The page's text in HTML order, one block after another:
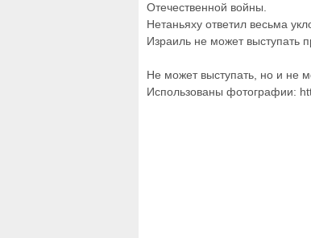
Отечественной войны.
Нетаньяху ответил весьма
Израиль не может выступать
Не может выступать, но и не
Использованы фотографии: